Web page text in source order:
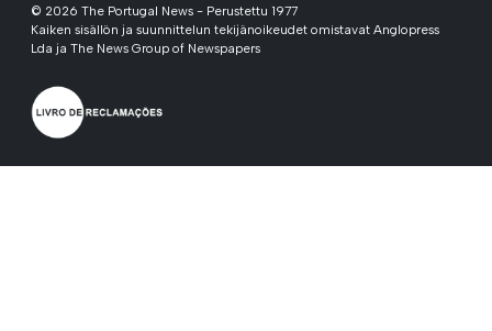
© 2026 The Portugal News - Perustettu 1977
Kaiken sisällön ja suunnittelun tekijänoikeudet omistavat Anglopress
Lda ja The News Group of Newspapers